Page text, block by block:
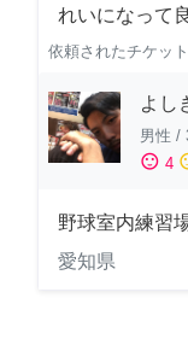
れいになって
依頼されたチケット
よし
男性 /
sentiment_satisfied 4
野球室内練習
愛知県